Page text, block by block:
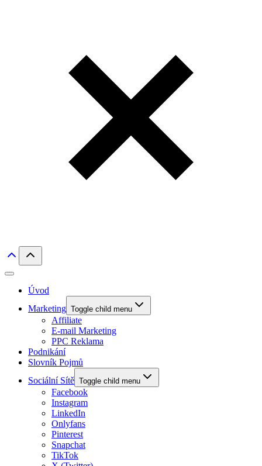
Úvod
Marketing Toggle child menu
Affiliate
E-mail Marketing
PPC Reklama
Podnikání
Slovník Pojmů
Sociální Sítě Toggle child menu
Facebook
Instagram
LinkedIn
Onlyfans
Pinterest
Snapchat
TikTok